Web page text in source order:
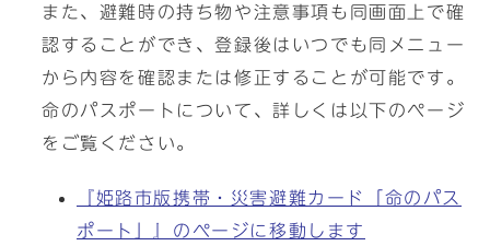
また、避難時の持ち物や注意事項も同画面上で確
認することができ、登録後はいつでも同メニュー
から内容を確認または修正することが可能です。
命のパスポートについて、詳しくは以下のページ
をご覧ください。
『姫路市版携帯・災害避難カード「命のパス
ポート」』のページに移動します